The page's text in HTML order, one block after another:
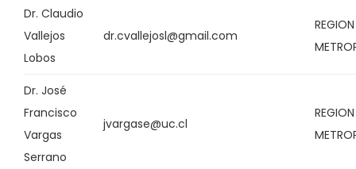
Dr. Claudio
Vallejos
Lobos
dr.cvallejosl@gmail.com
REGION
Dr. José
Francisco
Vargas
Serrano
jvargase@uc.cl
REGION